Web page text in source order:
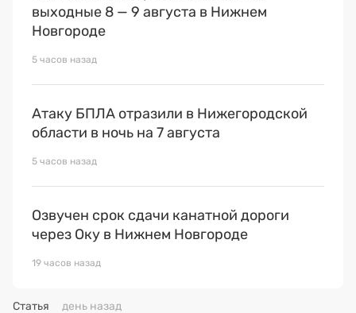
выходные 8 — 9 августа в Нижнем
Новгороде
5 часов назад
Атаку БПЛА отразили в Нижегородской
области в ночь на 7 августа
5 часов назад
Озвучен срок сдачи канатной дороги
через Оку в Нижнем Новгороде
19 часов назад
Статья день назад